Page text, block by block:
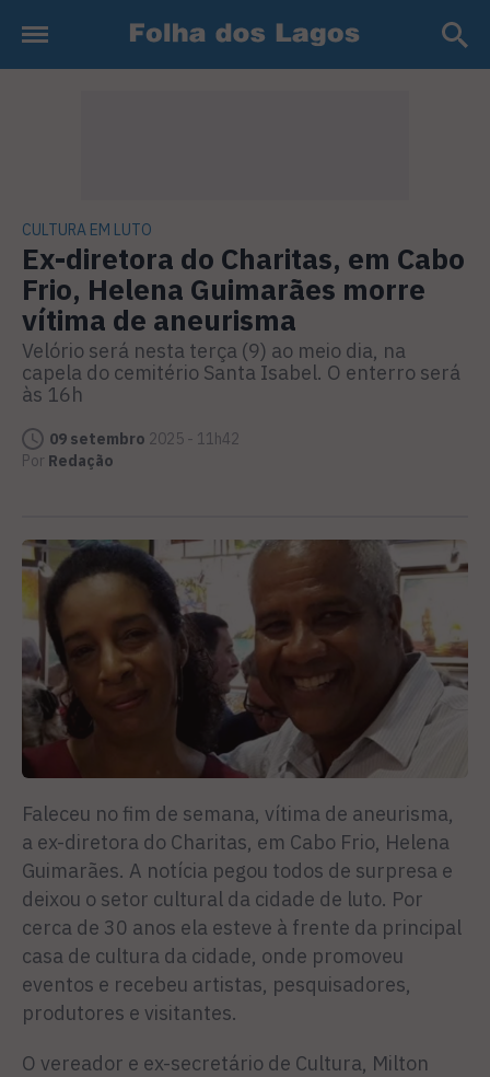
CULTURA EM LUTO
Ex-diretora do Charitas, em Cabo
Frio, Helena Guimarães morre
vítima de aneurisma
Velório será nesta terça (9) ao meio dia, na
capela do cemitério Santa Isabel. O enterro será
às 16h
09 setembro 2025 - 11h42
Por Redação
Faleceu no fim de semana, vítima de aneurisma,
a ex-diretora do Charitas, em Cabo Frio, Helena
Guimarães. A notícia pegou todos de surpresa e
deixou o setor cultural da cidade de luto. Por
cerca de 30 anos ela esteve à frente da principal
casa de cultura da cidade, onde promoveu
eventos e recebeu artistas, pesquisadores,
produtores e visitantes.
O vereador e ex-secretário de Cultura, Milton